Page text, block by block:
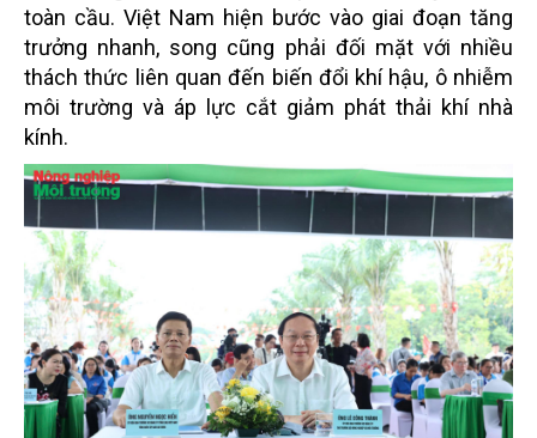
toàn cầu. Việt Nam hiện bước vào giai đoạn tăng
trưởng nhanh, song cũng phải đối mặt với nhiều
thách thức liên quan đến biến đổi khí hậu, ô nhiễm
môi trường và áp lực cắt giảm phát thải khí nhà
kính.